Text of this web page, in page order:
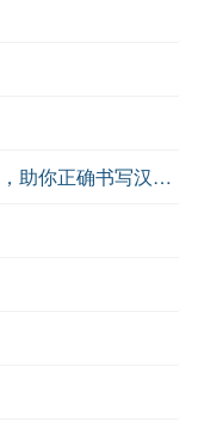
易的繁体字怎么写？这份易字繁体详解，助你正确书写汉字_汉字繁体学习